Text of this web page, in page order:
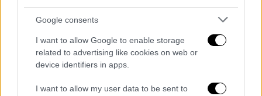
Google consents
I want to allow Google to enable storage
related to advertising like cookies on web or
device identifiers in apps.
I want to allow my user data to be sent to